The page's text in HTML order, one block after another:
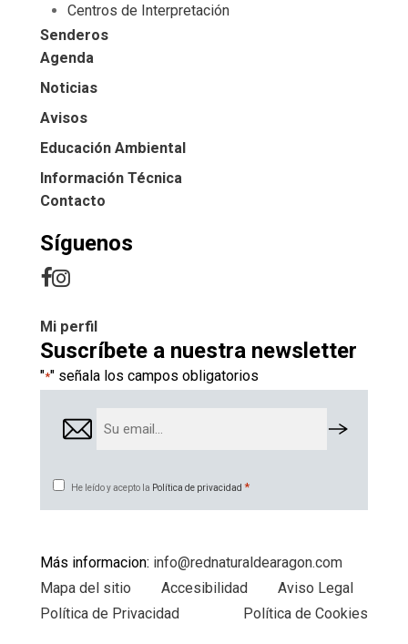
Centros de Interpretación
Senderos
Agenda
Noticias
Avisos
Educación Ambiental
Información Técnica
Contacto
Síguenos
Mi perfil
Suscríbete a nuestra newsletter
"*" señala los campos obligatorios
Email
Consentimiento
*
He leído y acepto la Política de privacidad *
Más informacion: info@rednaturaldearagon.com
Mapa del sitio
Accesibilidad
Aviso Legal
Política de Privacidad
Política de Cookies